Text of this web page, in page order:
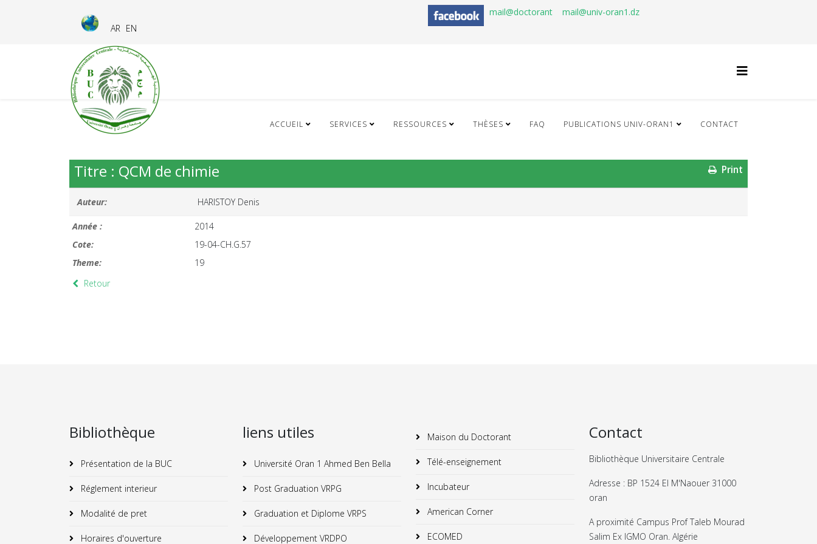
AR EN
mail@doctorant mail@univ-oran1.dz
ACCUEIL SERVICES RESSOURCES THÈSES FAQ PUBLICATIONS UNIV-ORAN1 CONTACT
Print
Titre : QCM de chimie
Auteur: HARISTOY Denis
Année :
2014
Cote:
19-04-CH.G.57
Theme:
19
Retour
Bibliothèque
Présentation de la BUC
Réglement interieur
Modalité de pret
Horaires d'ouverture
liens utiles
Université Oran 1 Ahmed Ben Bella
Post Graduation VRPG
Graduation et Diplome VRPS
Développement VRDPO
Maison du Doctorant
Télé-enseignement
Incubateur
American Corner
ECOMED
Contact
Bibliothèque Universitaire Centrale
Adresse : BP 1524 El M'Naouer 31000
oran
A proximité Campus Prof Taleb Mourad
Salim Ex IGMO Oran. Algérie